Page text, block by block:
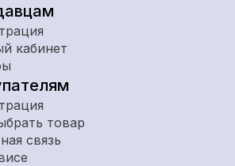
кабинет
товар
связь